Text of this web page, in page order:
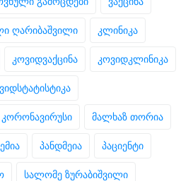
ღარიბაშვილი კლინიკა
კოვიდვაქცინა კოვიდკლინიკა
კორონავირუსი მალხაზ თორია
პანდმეია პაციენტი
სალომე ზურაბიშვილი